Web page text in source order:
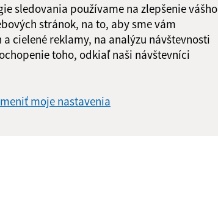
sledovania používame na zlepšenie vášho
stránok, na to, aby sme vám
cielené reklamy, na analýzu návštevnosti
toho, odkiaľ naši návštevníci
moje nastavenia